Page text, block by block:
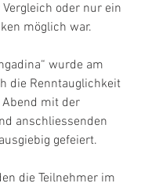
oder nur ein
möglich war.
wurde am
die Renntauglichkeit
mit der
anschliessenden
gefeiert.
die Teilnehmer im